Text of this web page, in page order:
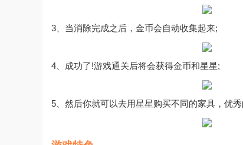
3、当消除完成之后，金币会自动收集起来;
4、成功了!游戏通关后将会获得金币和星星;
5、然后你就可以去用星星购买不同的家具，优